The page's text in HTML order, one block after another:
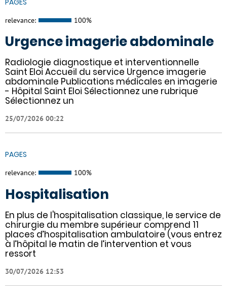
relevance: 100%
Urgence imagerie abdominale
Radiologie diagnostique et interventionnelle
Saint Eloi Accueil du service Urgence imagerie
abdominale Publications médicales en imagerie
- Hôpital Saint Eloi Sélectionnez une rubrique
Sélectionnez un
25/07/2026 00:22
PAGES
relevance: 100%
Hospitalisation
En plus de l'hospitalisation classique, le service de
chirurgie du membre supérieur comprend 11
places d’hospitalisation ambulatoire (vous entrez
à l’hôpital le matin de l’intervention et vous
ressort
30/07/2026 12:53